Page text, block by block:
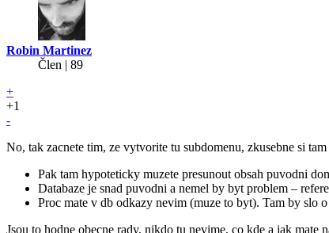
Robin Martinez
Člen | 89
+
+1
-
No, tak zacnete tim, ze vytvorite tu subdomenu, zkusebne si
Pak tam hypoteticky muzete presunout obsah puvodni
Databaze je snad puvodni a nemel by byt problem –
Proc mate v db odkazy nevim (muze to byt). Tam by slo
Jsou to hodne obecne rady, nikdo tu nevime, co kde a jak mate